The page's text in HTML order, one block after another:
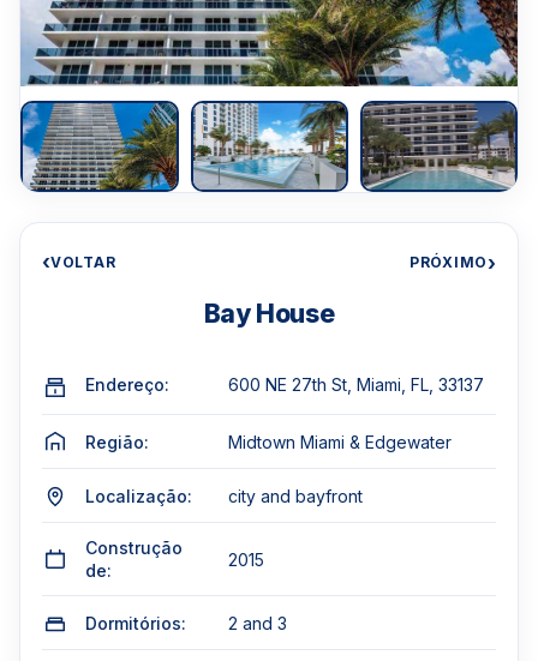
‹VOLTAR PRÓXIMO›
Bay House
Endereço: 600 NE 27th St, Miami, FL, 33137
Região: Midtown Miami & Edgewater
Localização: city and bayfront
Construção
de:
2015
Dormitórios: 2 and 3